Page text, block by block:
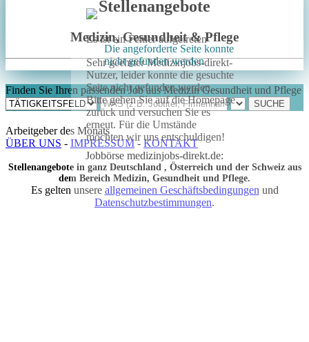
Stellenangebote
Medizin, Gesundheit & Pflege
Die angeforderte Seite konnte
nicht gefunden werden
Es ist ein Fehler aufgetreten
Sehr geehrter Medizinjobs-direkt-
Nutzer, leider konnte die gesuchte
Seite nicht gefunden werden.
Bitte gehen Sie auf die Homepage
zurück und versuchen Sie es
erneut. Für die Umstände
möchten wir uns entschuldigen!
Finden Sie Ihren passenden Job aus Medizin Gesundheit und Pflege
Arbeitgeber des Monats
ÜBER UNS - IMPRESSUM- KONTAKT
Jobbörse medizinjobs-direkt.de:
Stellenangebote in ganz Deutschland , Österreich und der Schweiz aus
dem Bereich Medizin, Gesundheit und Pflege.
Es gelten unsere allgemeinen Geschäftsbedingungen und
Datenschutzbestimmungen.